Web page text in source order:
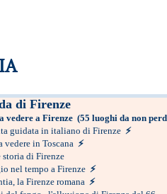
di Firenze
vedere a Firenze (55 luoghi da non
guidata in italiano di Firenze ⚡
vedere in Toscana ⚡
storia di Firenze
nel tempo a Firenze ⚡
la Firenze romana ⚡